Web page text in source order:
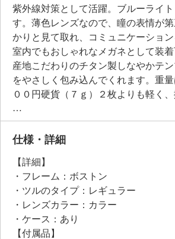
紫外線対策として活躍。ブルーライト
す。薄色レンズなので、瞳の表情が
かりと見て取れ、コミュニケーション
室内でもおしゃれなメガネとして装
産地こだわりのチタン製しなやかテ
をやさしく包み込んでくれます。重
００円硬貨（７ｇ）２枚よりも軽く
忘れるくらいの自然な装用感です。
仕様・詳細
【詳細】
・フレーム：ボストン
・ツルのタイプ：レギュラー
・レンズカラー：カラー
・ケース：あり
【付属品】